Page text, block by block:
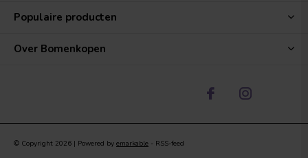
Populaire producten
Over Bomenkopen
© Copyright 2026 | Powered by emarkable - RSS-feed